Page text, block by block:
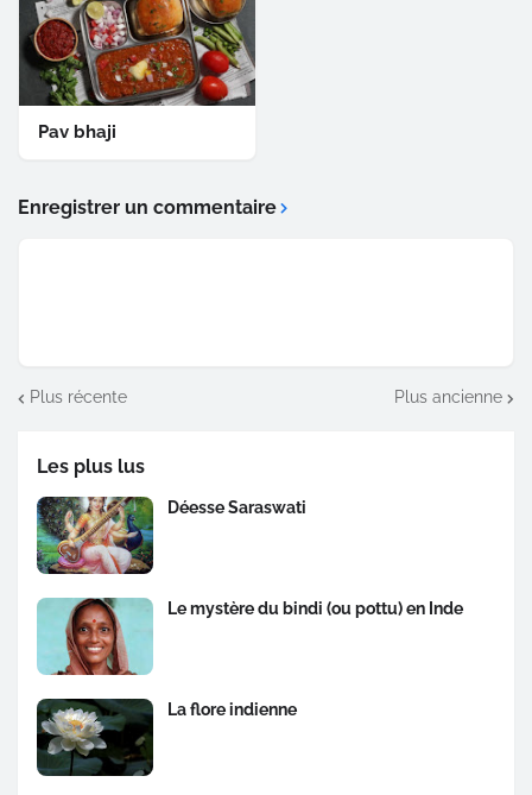
Pav bhaji
Enregistrer un commentaire
Plus récente Plus ancienne
Les plus lus
Déesse Saraswati
Le mystère du bindi (ou pottu) en Inde
La flore indienne